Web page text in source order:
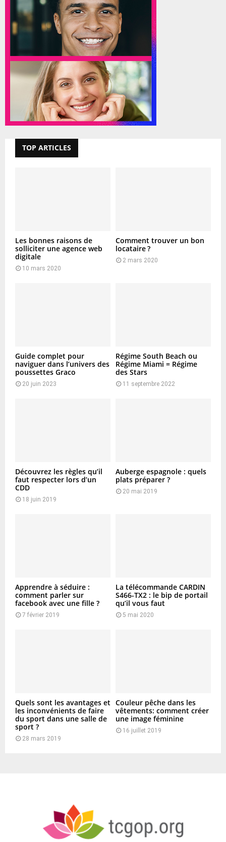
TOP ARTICLES
Les bonnes raisons de
solliciter une agence web
digitale
10 mars 2020
Comment trouver un bon
locataire ?
2 mars 2020
Guide complet pour
naviguer dans l’univers des
poussettes Graco
20 juin 2023
Régime South Beach ou
Régime Miami = Régime
des Stars
11 septembre 2022
Découvrez les règles qu’il
faut respecter lors d’un
CDD
18 juin 2019
Auberge espagnole : quels
plats préparer ?
20 mai 2019
Apprendre à séduire :
comment parler sur
facebook avec une fille ?
7 février 2019
La télécommande CARDIN
S466-TX2 : le bip de portail
qu’il vous faut
5 mai 2020
Quels sont les avantages et
les inconvénients de faire
du sport dans une salle de
sport ?
28 mars 2019
Couleur pêche dans les
vêtements: comment créer
une image féminine
16 juillet 2019